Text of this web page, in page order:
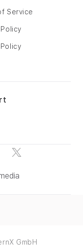
Service
GmbH